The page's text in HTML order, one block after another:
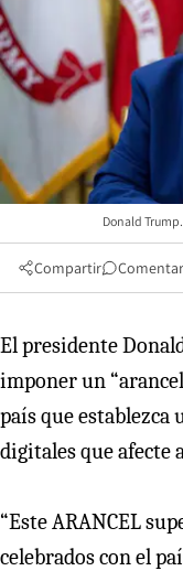
Donald
Compartir
El presidente
imponer un
país que establezca
digitales que afecte
“Este ARANCEL
celebrados con el